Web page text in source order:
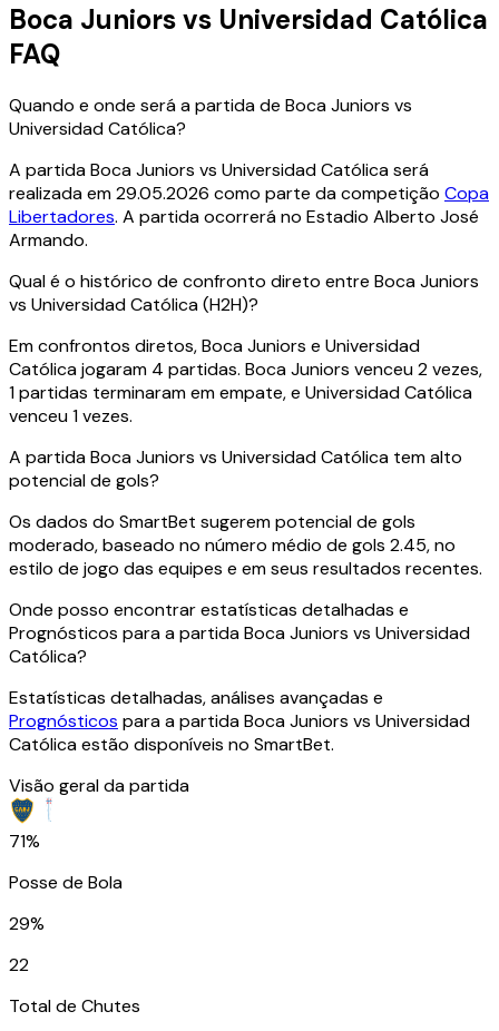
Boca Juniors vs Universidad Católica
FAQ
Quando e onde será a partida de Boca Juniors vs
Universidad Católica?
A partida Boca Juniors vs Universidad Católica será
realizada em 29.05.2026 como parte da competição Copa
Libertadores. A partida ocorrerá no Estadio Alberto José
Armando.
Qual é o histórico de confronto direto entre Boca Juniors
vs Universidad Católica (H2H)?
Em confrontos diretos, Boca Juniors e Universidad
Católica jogaram 4 partidas. Boca Juniors venceu 2 vezes,
1 partidas terminaram em empate, e Universidad Católica
venceu 1 vezes.
A partida Boca Juniors vs Universidad Católica tem alto
potencial de gols?
Os dados do SmartBet sugerem potencial de gols
moderado, baseado no número médio de gols 2.45, no
estilo de jogo das equipes e em seus resultados recentes.
Onde posso encontrar estatísticas detalhadas e
Prognósticos para a partida Boca Juniors vs Universidad
Católica?
Estatísticas detalhadas, análises avançadas e
Prognósticos para a partida Boca Juniors vs Universidad
Católica estão disponíveis no SmartBet.
Visão geral da partida
71%
Posse de Bola
29%
22
Total de Chutes